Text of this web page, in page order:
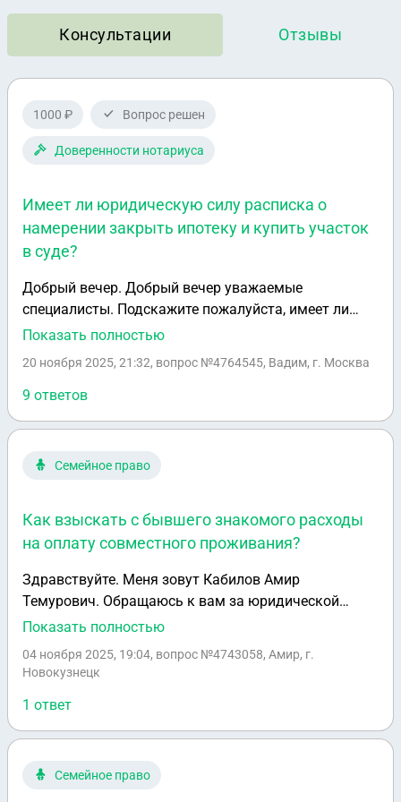
Консультации Отзывы
1000 ₽ Вопрос решен
Доверенности нотариуса
Имеет ли юридическую силу расписка о
намерении закрыть ипотеку и купить участок
в суде?
Добрый вечер. Добрый вечер уважаемые
специалисты. Подскажите пожалуйста, имеет ли
юридическую силу расписка следующего вида:
ипотеку и в дальнейшем купить участок с таким то
кадастровым номером у такого-то такого-то. Дата
подпись. Написана просто от руки на листе А4. В
Показать полностью
20 ноября 2025, 21:32, вопрос №4764545, Вадим, г. Москва
9 ответов
Семейное право
Как взыскать с бывшего знакомого расходы
на оплату совместного проживания?
Здравствуйте. Меня зовут Кабилов Амир
Темурович. Обращаюсь к вам за юридической
помощью по вопросу взыскания денежных средств
Александровича, 06.12.2006 г.р. (паспортные
— В течение определённого периода мы совместно
проживали, при этом я оплачивал аренду квартиры,
бытовые расходы — как за себя, так и за него. —
Показать полностью
04 ноября 2025, 19:04, вопрос №4743058, Амир, г.
Новокузнецк
1 ответ
Семейное право